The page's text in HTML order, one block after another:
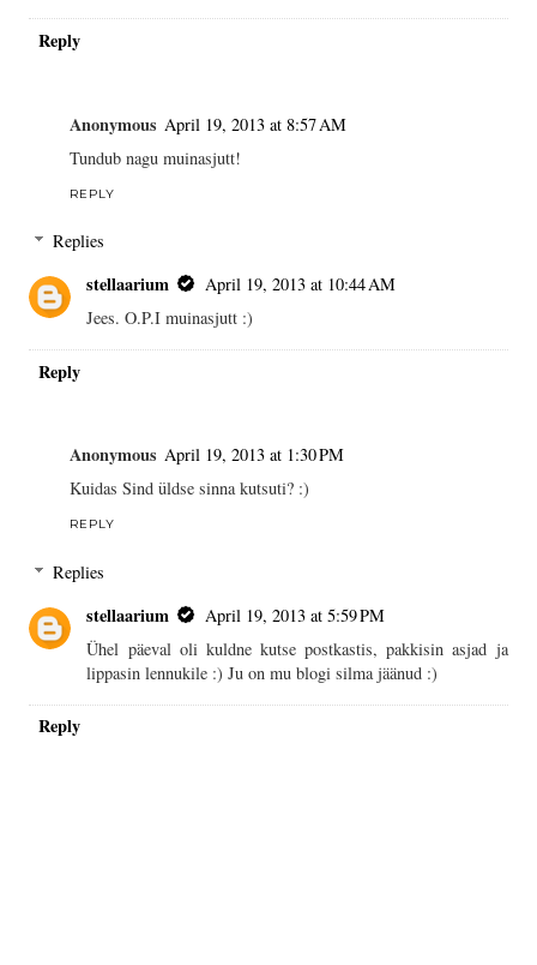
Reply
Anonymous April 19, 2013 at 8:57 AM
Tundub nagu muinasjutt!
REPLY
Replies
stellaarium
April 19, 2013 at 10:44 AM
Jees. O.P.I muinasjutt :)
Reply
Anonymous April 19, 2013 at 1:30 PM
Kuidas Sind üldse sinna kutsuti? :)
REPLY
Replies
stellaarium
April 19, 2013 at 5:59 PM
Ühel päeval oli kuldne kutse postkastis, pakkisin asjad ja
lippasin lennukile :) Ju on mu blogi silma jäänud :)
Reply